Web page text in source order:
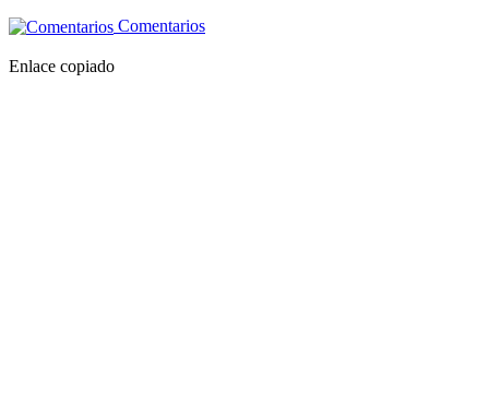
Comentarios
Enlace copiado